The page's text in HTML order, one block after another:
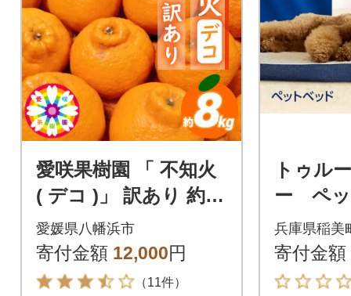
愛咲果樹園 「 不知火
( デコ )」 訳あり 約8k
g【C71-13】
愛媛県八幡浜市
寄付金額 12,000円
（11件）
トゥル
ー ペッ
兵庫県稲美
寄付金額